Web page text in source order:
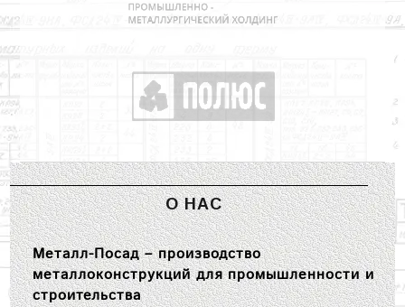
О НАС
Металл-Посад – производство
металлоконструкций для промышленности и
строительства